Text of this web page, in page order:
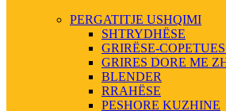
PERGATITJE USHQIMI
SHTRYDHËSE
GRIRËSE-
GRIRES DORE ME
BLENDER
RRAHËSE
PESHORE KUZHINE